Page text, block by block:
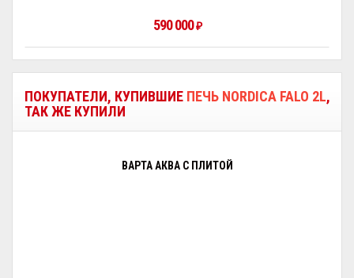
590 000₽
ПОКУПАТЕЛИ, КУПИВШИЕ ПЕЧЬ NORDICA FALO 2L,
ТАК ЖЕ КУПИЛИ
ВАРТА АКВА С ПЛИТОЙ